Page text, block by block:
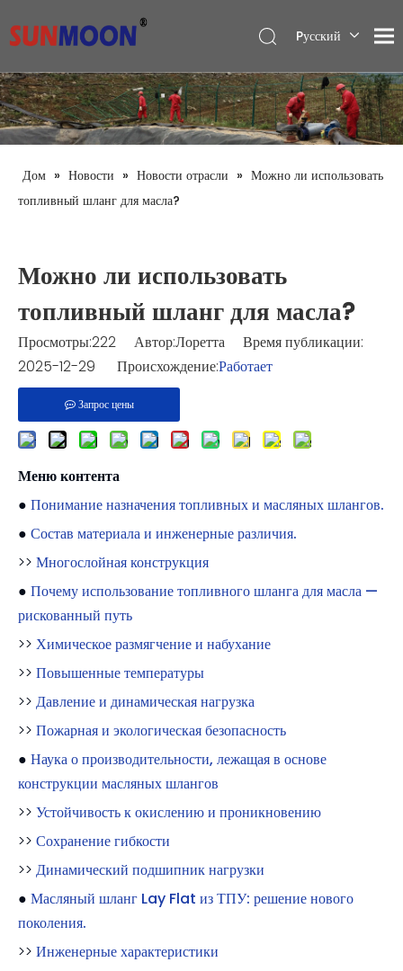
Pусский
العربية
Español
Дом » Новости » Новости отрасли » Можно ли использовать
топливный шланг для масла?
Можно ли использовать
топливный шланг для масла?
Просмотры:222 Автор:Лоретта Время публикации:
2025-12-29 Происхождение:Работает
Запрос цены
Меню контента
● Понимание назначения топливных и масляных шлангов.
● Состав материала и инженерные различия.
>> Многослойная конструкция
● Почему использование топливного шланга для масла —
рискованный путь
>> Химическое размягчение и набухание
>> Повышенные температуры
>> Давление и динамическая нагрузка
>> Пожарная и экологическая безопасность
● Наука о производительности, лежащая в основе
конструкции масляных шлангов
>> Устойчивость к окислению и проникновению
>> Сохранение гибкости
>> Динамический подшипник нагрузки
● Масляный шланг Lay Flat из ТПУ: решение нового
поколения.
>> Инженерные характеристики